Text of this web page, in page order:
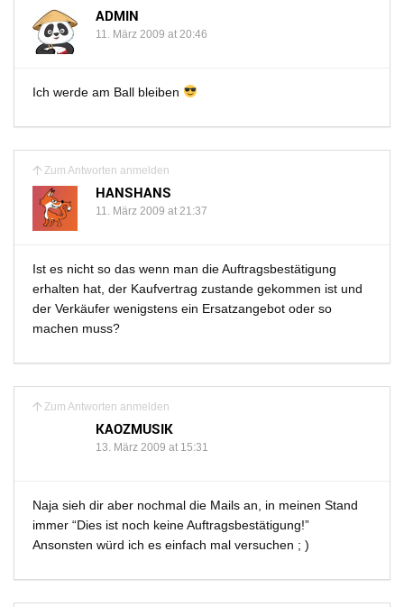
ADMIN
11. März 2009 at 20:46
Ich werde am Ball bleiben
Zum Antworten anmelden
HANSHANS
11. März 2009 at 21:37
Ist es nicht so das wenn man die Auftragsbestätigung
erhalten hat, der Kaufvertrag zustande gekommen ist und
der Verkäufer wenigstens ein Ersatzangebot oder so
machen muss?
Zum Antworten anmelden
KAOZMUSIK
13. März 2009 at 15:31
Naja sieh dir aber nochmal die Mails an, in meinen Stand
immer “Dies ist noch keine Auftragsbestätigung!”
Ansonsten würd ich es einfach mal versuchen ; )